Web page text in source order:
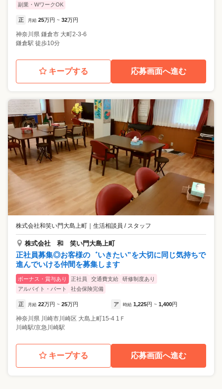
副業・WワークOK
正 月給 25万円 ~ 32万円
神奈川県 鎌倉市 大町2-3-6
鎌倉駅 徒歩10分
キープする 応募画面へ進む
株式会社和笑い門大島上町 生活相談員 / スタッフ
株式会社 和 笑い門大島上町
正社員募集◎お客様の゛いきたい”を大切に同じ気持ちで
進んでいける仲間を募集します
ボーナス・賞与あり 正社員 交通費支給
研修制度あり
アルバイト・パート
社会保険完備
正 月給 22万円 ~ 25万円 ア 時給 1,225円 ~ 1,400円
神奈川県 川崎市川崎区 大島上町15-4 1Ｆ
川崎駅/京急川崎駅
キープする 応募画面へ進む